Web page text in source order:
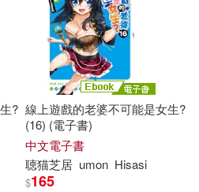
? 線上遊戲的老婆不可能是女生?
(16) (電子書)
中文電子書
聴猫芝居 umon Hisasi
$165